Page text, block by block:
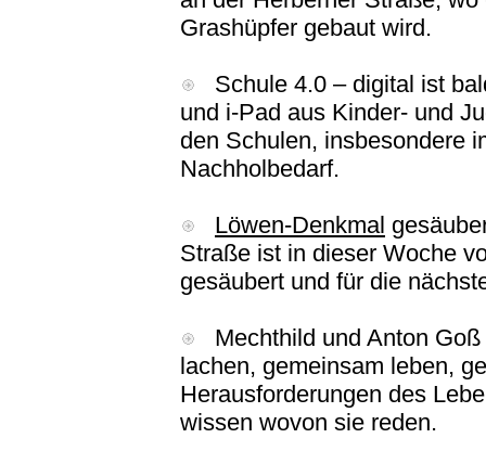
Grashüpfer gebaut wird.
Schule 4.0 – digital ist
und i-Pad aus Kinder- und
den Schulen, insbesondere
Nachholbedarf.
Löwen-Denkmal
Straße ist in dieser Woche
gesäubert und für die
Mechthild und Anton
lachen, gemeinsam leben,
Herausforderungen des
wissen wovon sie reden.